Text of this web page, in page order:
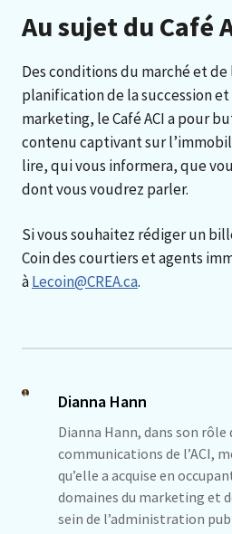
Au sujet du Café
Des conditions du marché et de
planification de la succession
marketing, le Café ACI a pour
contenu captivant sur
lire, qui vous informera, que
dont vous voudrez parler.
Si vous souhaitez rédiger un
Coin des courtiers et agents
àLecoin@CREA.ca.
Dianna Hann
Dianna Hann, dans son rôle
communications de l’ACI,
qu’elle a acquise en
domaines du marketing et
sein de l’administration